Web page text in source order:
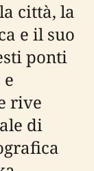
città, la
e il suo
ponti
rive
di